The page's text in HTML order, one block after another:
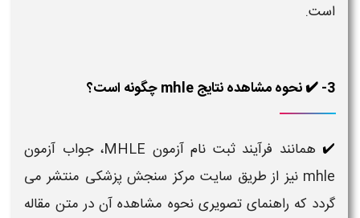
است.
3- ✔️ نحوه مشاهده نتایج mhle چگونه است؟
✔️
همانند فرآیند ثبت نام آزمون MHLE، جواب آزمون
mhle نیز از طریق سایت مرکز سنجش پزشکی منتشر می
گردد که راهنمای تصویری نحوه مشاهده آن در متن مقاله